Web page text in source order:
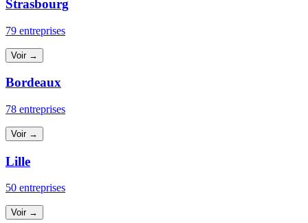
Strasbourg
79 entreprises
Voir →
Bordeaux
78 entreprises
Voir →
Lille
50 entreprises
Voir →